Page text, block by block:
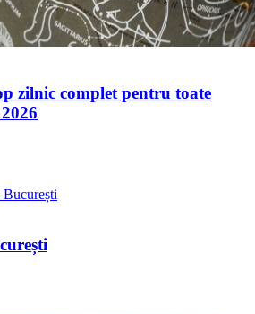
zilnic complet pentru toate